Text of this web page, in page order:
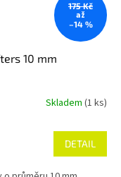
175 Kč
až
–14 %
10 mm
Skladem (1 ks)
DETAIL